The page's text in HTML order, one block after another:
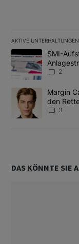
AKTIVE UNTERHALTUNGEN
Das Folgende ist
Ein Trendartikel
SMI-
2
Ein Trendartikel
Margin
den
3
DAS KÖNNTE SIE